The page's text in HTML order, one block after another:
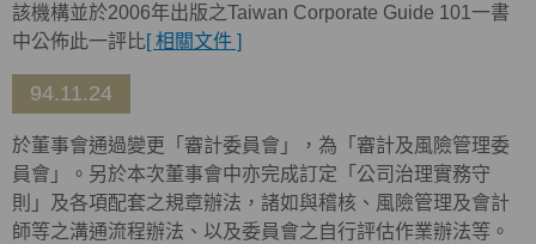
該機構並於2006年出版之Taiwan Corporate Guide 101一書
中公佈此一評比[ 相關文件 ]
94.11.24
於董事會通過變更「審計委員會」，為「審計及風險管理委
員會」。另於本次董事會中亦完成訂定「公司治理實務守
則」及各項配套之規章辦法，諸如與稽核、風險管理及會計
師等之溝通流程辦法、以及委員會之自行評估作業辦法等。